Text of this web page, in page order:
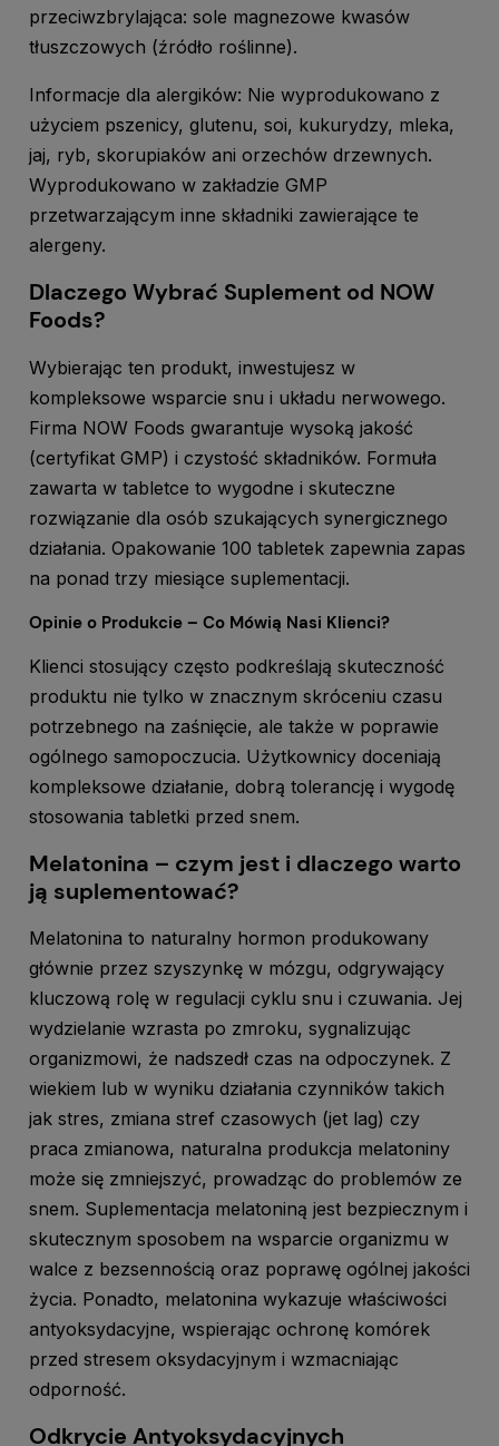
przeciwzbrylająca: sole magnezowe kwasów
tłuszczowych (źródło roślinne).
Informacje dla alergików: Nie wyprodukowano z
użyciem pszenicy, glutenu, soi, kukurydzy, mleka,
jaj, ryb, skorupiaków ani orzechów drzewnych.
Wyprodukowano w zakładzie GMP
przetwarzającym inne składniki zawierające te
alergeny.
Dlaczego Wybrać Suplement od NOW
Foods?
Wybierając ten produkt, inwestujesz w
kompleksowe wsparcie snu i układu nerwowego.
Firma NOW Foods gwarantuje wysoką jakość
(certyfikat GMP) i czystość składników. Formuła
zawarta w tabletce to wygodne i skuteczne
rozwiązanie dla osób szukających synergicznego
działania. Opakowanie 100 tabletek zapewnia zapas
na ponad trzy miesiące suplementacji.
Opinie o Produkcie – Co Mówią Nasi Klienci?
Klienci stosujący często podkreślają skuteczność
produktu nie tylko w znacznym skróceniu czasu
potrzebnego na zaśnięcie, ale także w poprawie
ogólnego samopoczucia. Użytkownicy doceniają
kompleksowe działanie, dobrą tolerancję i wygodę
stosowania tabletki przed snem.
Melatonina – czym jest i dlaczego warto
ją suplementować?
Melatonina to naturalny hormon produkowany
głównie przez szyszynkę w mózgu, odgrywający
kluczową rolę w regulacji cyklu snu i czuwania. Jej
wydzielanie wzrasta po zmroku, sygnalizując
organizmowi, że nadszedł czas na odpoczynek. Z
wiekiem lub w wyniku działania czynników takich
jak stres, zmiana stref czasowych (jet lag) czy
praca zmianowa, naturalna produkcja melatoniny
może się zmniejszyć, prowadząc do problemów ze
snem. Suplementacja melatoniną jest bezpiecznym i
skutecznym sposobem na wsparcie organizmu w
walce z bezsennością oraz poprawę ogólnej jakości
życia. Ponadto, melatonina wykazuje właściwości
antyoksydacyjne, wspierając ochronę komórek
przed stresem oksydacyjnym i wzmacniając
odporność.
Odkrycie Antyoksydacyjnych